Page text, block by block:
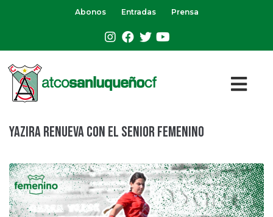
Abonos Entradas Prensa
Yazira renueva con el Senior Femenino